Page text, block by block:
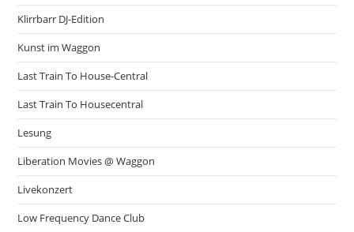
Klirrbarr DJ-Edition
Kunst im Waggon
Last Train To House-Central
Last Train To Housecentral
Lesung
Liberation Movies @ Waggon
Livekonzert
Low Frequency Dance Club